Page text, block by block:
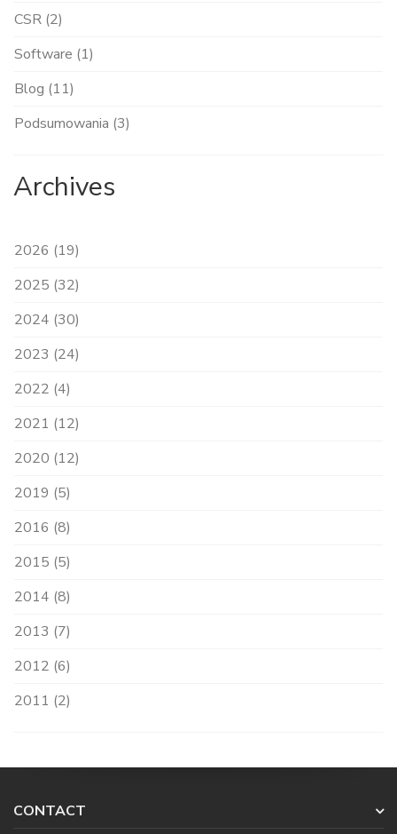
CSR (2)
Software (1)
Blog (11)
Podsumowania (3)
Archives
2026 (19)
2025 (32)
2024 (30)
2023 (24)
2022 (4)
2021 (12)
2020 (12)
2019 (5)
2016 (8)
2015 (5)
2014 (8)
2013 (7)
2012 (6)
2011 (2)
CONTACT